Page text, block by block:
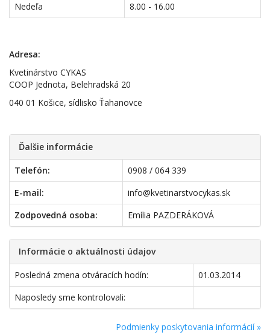
Nedeľa
8.00 - 16.00
Adresa:
Kvetinárstvo CYKAS
COOP Jednota, Belehradská 20
040 01 Košice, sídlisko Ťahanovce
Ďalšie informácie
Telefón:
0908 / 064 339
E-mail:
info@kvetinarstvocykas.sk
Zodpovedná osoba:
Emília PAZDERÁKOVÁ
Informácie o aktuálnosti údajov
Posledná zmena otváracích hodín:
01.03.2014
Naposledy sme kontrolovali:
Podmienky poskytovania informácií »